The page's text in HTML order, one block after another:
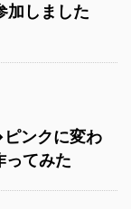
加しました
ンクに変わ
ってみた